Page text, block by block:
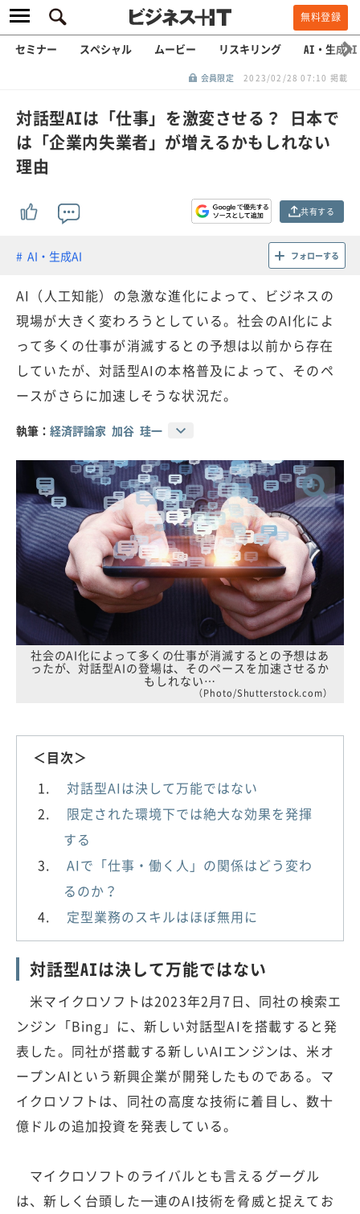
無料登録
セミナー スペシャル ムービー リスキリング AI・生成AI
会員限定 2023/02/28 07:10 掲載
対話型AIは「仕事」を激変させる？ 日本で
は「企業内失業者」が増えるかもしれない
理由
共有する
AI・生成AI フォローする
AI（人工知能）の急激な進化によって、ビジネスの
現場が大きく変わろうとしている。社会のAI化によ
って多くの仕事が消滅するとの予想は以前から存在
していたが、対話型AIの本格普及によって、そのペ
ースがさらに加速しそうな状況だ。
執筆： 経済評論家 加谷 珪一
社会のAI化によって多くの仕事が消滅するとの予想はあ
ったが、対話型AIの登場は、そのペースを加速させるか
もしれない…
（Photo/Shutterstock.com）
＜目次＞
対話型AIは決して万能ではない
限定された環境下では絶大な効果を発揮
する
AIで「仕事・働く人」の関係はどう変わ
るのか？
定型業務のスキルはほぼ無用に
対話型AIは決して万能ではない
米マイクロソフトは2023年2月7日、同社の検索エ
ンジン「Bing」に、新しい対話型AIを搭載すると発
表した。同社が搭載する新しいAIエンジンは、米オ
ープンAIという新興企業が開発したものである。マ
イクロソフトは、同社の高度な技術に着目し、数十
億ドルの追加投資を発表している。
マイクロソフトのライバルとも言えるグーグル
は、新しく台頭した一連のAI技術を脅威と捉えてお